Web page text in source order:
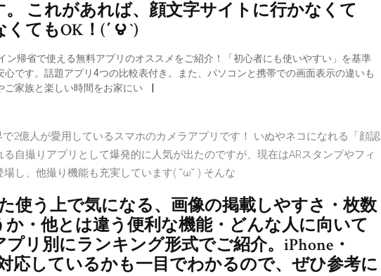
これがあれば、顔文字サイトに行かなくて
てもOK！(΄ ౪ `)
ン帰省で使える無料アプリのオススメをご紹介！「初心者にも使いやすい」を基準
心です。話題アプリ4つの比較表付き。また、パソコンと携帯での画面表示の違いも
家族と楽しい時間をお家にい
2億人が愛用しているスマホのカメラアプリです！ いぬやネコになれる「顔認
自撮りアプリとして爆発的に人気が出たのですが、現在はARスタンプやフィ
し、他撮り機能も充実しています( ˘ω˘ ) そんな
使う上で気になる、画像の掲載しやすさ・枚数
・他とは違う便利な機能・どんな人に向いて
リ別にランキング形式でご紹介。iPhone・
応しているかも一目でわかるので、ぜひ参考に